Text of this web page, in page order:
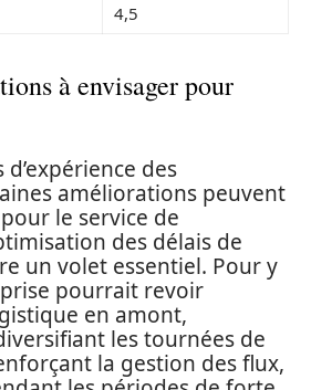
4,5
à envisager pour
des
améliorations peuvent
le service de
des délais de
un volet essentiel. Pour y
pourrait revoir
en amont,
les tournées de
la gestion des flux,